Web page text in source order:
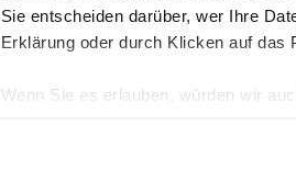
Sie entscheiden darüber, wer Ihre
Erklärung oder durch Klicken auf das
Wenn Sie es erlauben, würden wir
Erfahren Sie mehr darüber, wie Ihre